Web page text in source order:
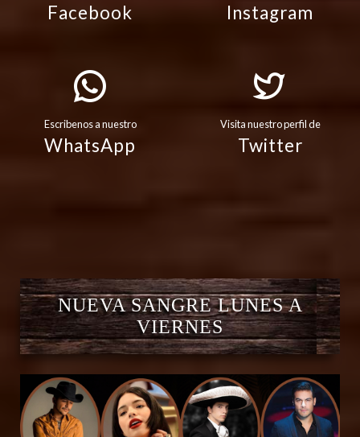
Facebook Instagram
Escribenos a nuestro
WhatsApp
Visita nuestro perfil de
Twitter
NUEVA SANGRE LUNES A
VIERNES